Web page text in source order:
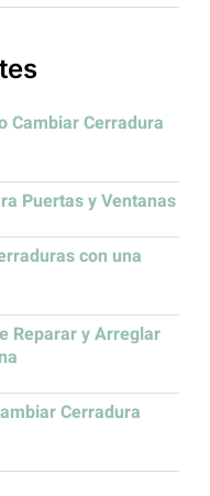
Cambiar Cerradura
Puertas y Ventanas
con una
Reparar y Arreglar
Cerradura